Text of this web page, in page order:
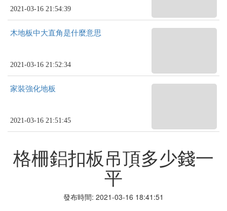
2021-03-16 21:54:39
木地板中大直角是什麼意思
2021-03-16 21:52:34
家裝強化地板
2021-03-16 21:51:45
格柵鋁扣板吊頂多少錢一
平
發布時間: 2021-03-16 18:41:51